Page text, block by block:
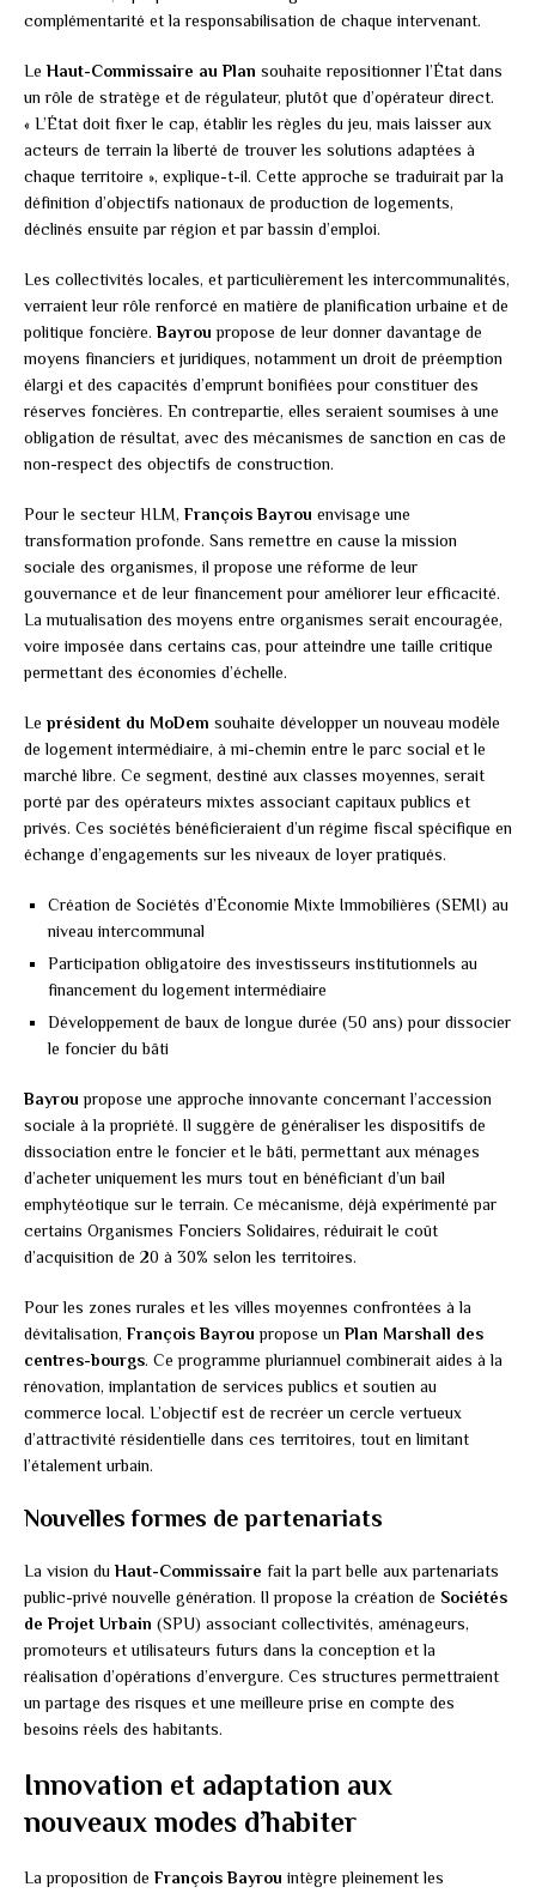
complémentarité et la responsabilisation de chaque intervenant.
LeHaut-Commissaire au Plan souhaite repositionner l’État dans
un rôle de stratège et de régulateur, plutôt que d’opérateur direct.
« L’État doit fixer le cap, établir les règles du jeu, mais laisser aux
acteurs de terrain la liberté de trouver les solutions adaptées à
chaque territoire », explique-t-il. Cette approche se traduirait par la
définition d’objectifs nationaux de production de logements,
déclinés ensuite par région et par bassin d’emploi.
Les collectivités locales, et particulièrement les intercommunalités,
verraient leur rôle renforcé en matière de planification urbaine et de
politique foncière.Bayrou propose de leur donner davantage de
moyens financiers et juridiques, notamment un droit de préemption
élargi et des capacités d’emprunt bonifiées pour constituer des
réserves foncières. En contrepartie, elles seraient soumises à une
obligation de résultat, avec des mécanismes de sanction en cas de
non-respect des objectifs de construction.
Pour le secteur HLM, François Bayrou envisage une
transformation profonde. Sans remettre en cause la mission
sociale des organismes, il propose une réforme de leur
gouvernance et de leur financement pour améliorer leur efficacité.
La mutualisation des moyens entre organismes serait encouragée,
voire imposée dans certains cas, pour atteindre une taille critique
permettant des économies d’échelle.
Le président du MoDem souhaite développer un nouveau modèle
de logement intermédiaire, à mi-chemin entre le parc social et le
marché libre. Ce segment, destiné aux classes moyennes, serait
porté par des opérateurs mixtes associant capitaux publics et
privés. Ces sociétés bénéficieraient d’un régime fiscal spécifique en
échange d’engagements sur les niveaux de loyer pratiqués.
Création de Sociétés d’Économie Mixte Immobilières (SEMI) au
niveau intercommunal
Participation obligatoire des investisseurs institutionnels au
financement du logement intermédiaire
Développement de baux de longue durée (50 ans) pour dissocier
le foncier du bâti
Bayrou propose une approche innovante concernant l’accession
sociale à la propriété. Il suggère de généraliser les dispositifs de
dissociation entre le foncier et le bâti, permettant aux ménages
d’acheter uniquement les murs tout en bénéficiant d’un bail
emphytéotique sur le terrain. Ce mécanisme, déjà expérimenté par
certains Organismes Fonciers Solidaires, réduirait le coût
d’acquisition de 20 à 30% selon les territoires.
Pour les zones rurales et les villes moyennes confrontées à la
dévitalisation, François Bayrou propose unPlan Marshall des
centres-bourgs. Ce programme pluriannuel combinerait aides à la
rénovation, implantation de services publics et soutien au
commerce local. L’objectif est de recréer un cercle vertueux
d’attractivité résidentielle dans ces territoires, tout en limitant
l’étalement urbain.
Nouvelles formes de partenariats
La vision duHaut-Commissaire fait la part belle aux partenariats
public-privé nouvelle génération. Il propose la création de Sociétés
de Projet Urbain (SPU) associant collectivités, aménageurs,
promoteurs et utilisateurs futurs dans la conception et la
réalisation d’opérations d’envergure. Ces structures permettraient
un partage des risques et une meilleure prise en compte des
besoins réels des habitants.
Innovation et adaptation aux
nouveaux modes d’habiter
La proposition de François Bayrou intègre pleinement les